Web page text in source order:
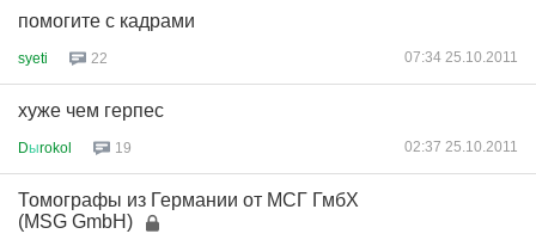
помогите с кадрами
syeti 22 07:34 25.10.2011
хуже чем герпес
Dыrokol 19 02:37 25.10.2011
Томографы из Германии от МСГ ГмбХ
(MSG GmbH)